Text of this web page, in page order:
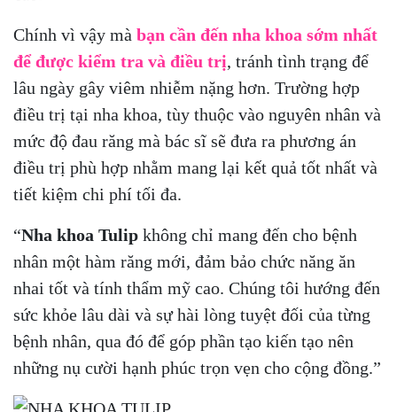
Chính vì vậy mà bạn cần đến nha khoa sớm nhất
để được kiểm tra và điều trị, tránh tình trạng để
lâu ngày gây viêm nhiễm nặng hơn. Trường hợp
điều trị tại nha khoa, tùy thuộc vào nguyên nhân và
mức độ đau răng mà bác sĩ sẽ đưa ra phương án
điều trị phù hợp nhằm mang lại kết quả tốt nhất và
tiết kiệm chi phí tối đa.
“Nha khoa Tulip không chỉ mang đến cho bệnh
nhân một hàm răng mới, đảm bảo chức năng ăn
nhai tốt và tính thẩm mỹ cao. Chúng tôi hướng đến
sức khỏe lâu dài và sự hài lòng tuyệt đối của từng
bệnh nhân, qua đó để góp phần tạo kiến tạo nên
những nụ cười hạnh phúc trọn vẹn cho cộng đồng.”